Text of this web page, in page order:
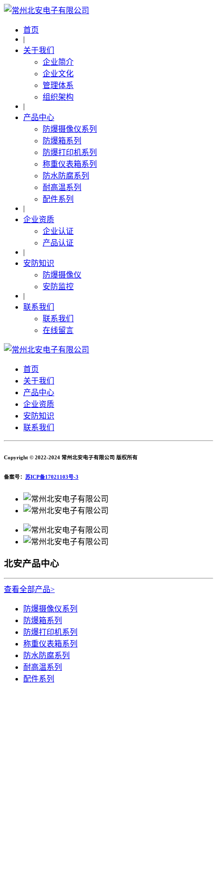
首页
|
关于我们
企业简介
企业文化
管理体系
组织架构
|
产品中心
防爆摄像仪系列
防爆箱系列
防爆打印机系列
称重仪表箱系列
防水防腐系列
耐高温系列
配件系列
|
企业资质
企业认证
产品认证
|
安防知识
防爆摄像仪
安防监控
|
联系我们
联系我们
在线留言
首页
关于我们
产品中心
企业资质
安防知识
联系我们
Copyright © 2022-2024 常州北安电子有限公司 版权所有
备案号： 苏ICP备17021103号-3
北安产品中心
查看全部产品>
防爆摄像仪系列
防爆箱系列
防爆打印机系列
称重仪表箱系列
防水防腐系列
耐高温系列
配件系列